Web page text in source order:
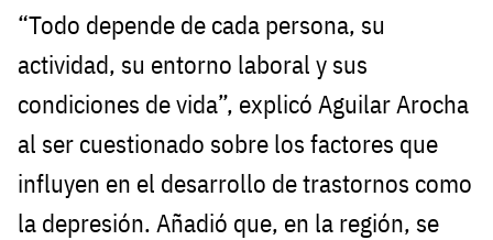
“Todo depende de cada persona, su
actividad, su entorno laboral y sus
condiciones de vida”, explicó Aguilar Arocha
al ser cuestionado sobre los factores que
influyen en el desarrollo de trastornos como
la depresión. Añadió que, en la región, se